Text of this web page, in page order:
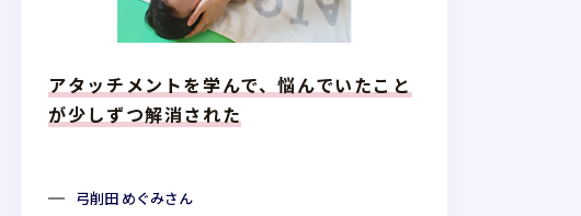
アタッチメントを学んで、悩んでいたこと
が少しずつ解消された
弓削田 めぐみさん